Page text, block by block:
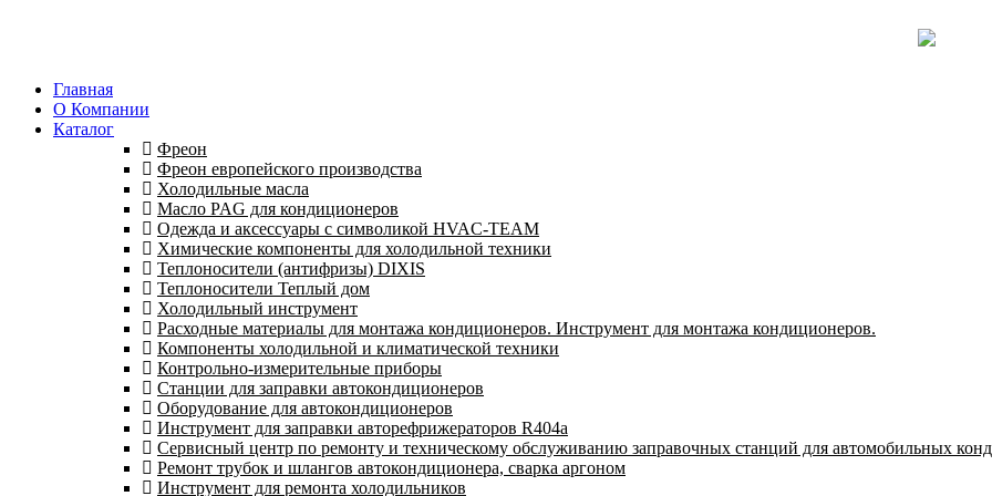
Главная
О Компании
Каталог
Фреон
Фреон европейского производства
Холодильные масла
Масло PAG для кондиционеров
Одежда и аксессуары с символикой HVAC-TEAM
Химические компоненты для холодильной техники
Теплоносители (антифризы) DIXIS
Теплоносители Теплый дом
Холодильный инструмент
Расходные материалы для монтажа кондиционеров. Инструмент для монтажа кондиционеров.
Компоненты холодильной и климатической техники
Контрольно-измерительные приборы
Станции для заправки автокондиционеров
Оборудование для автокондиционеров
Инструмент для заправки авторефрижераторов R404a
Сервисный центр по ремонту и техническому обслуживанию заправочных станций для автомобильных
Ремонт трубок и шлангов автокондиционера, сварка аргоном
Инструмент для ремонта холодильников